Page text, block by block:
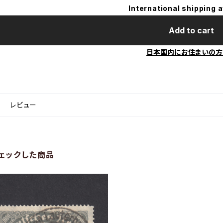
International shipping
Add to cart
日本国内にお住まいの
レビュー
ックした商品